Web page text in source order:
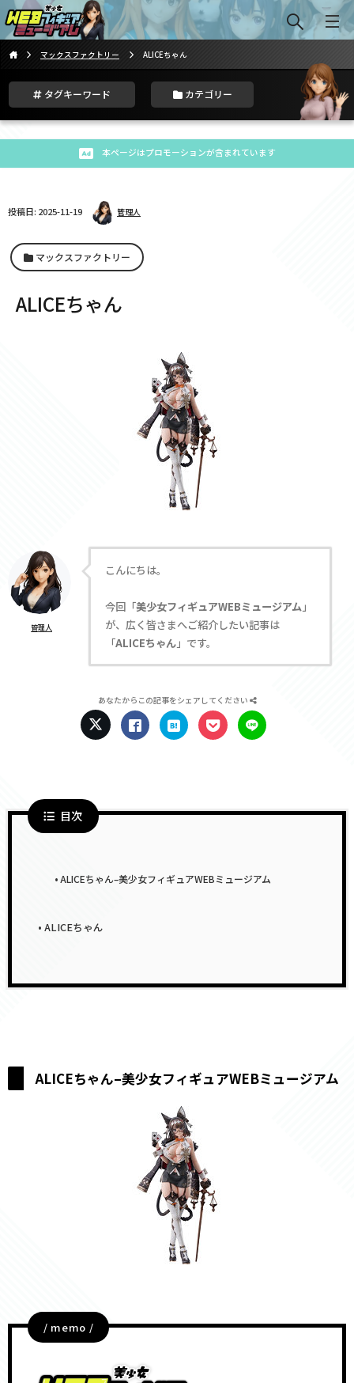
マックスファクトリー ALICEちゃん
タグキーワード カテゴリー
本ページはプロモーションが含まれています
投稿日: 2025-11-19 管理人
マックスファクトリー
ALICEちゃん
管理人
こんにちは。
今回「美少女フィギュアWEBミュージアム」
が、広く皆さまへご紹介したい記事は
「ALICEちゃん」です。
あなたからこの記事をシェアしてください
目次
ALICEちゃん–美少女フィギュアWEBミュージアム
ALICEちゃん
ALICEちゃん–美少女フィギュアWEBミュージアム
/ memo /